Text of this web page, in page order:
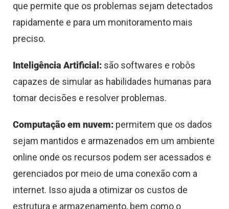
que permite que os problemas sejam detectados
rapidamente e para um monitoramento mais
preciso.
Inteligência Artificial: são softwares e robôs
capazes de simular as habilidades humanas para
tomar decisões e resolver problemas.
Computação em nuvem: permitem que os dados
sejam mantidos e armazenados em um ambiente
online onde os recursos podem ser acessados e
gerenciados por meio de uma conexão com a
internet. Isso ajuda a otimizar os custos de
estrutura e armazenamento, bem como o